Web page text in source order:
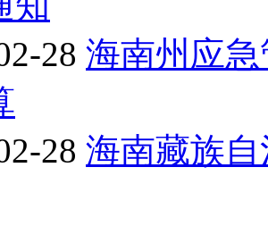
28 海南州应
28 海南藏族